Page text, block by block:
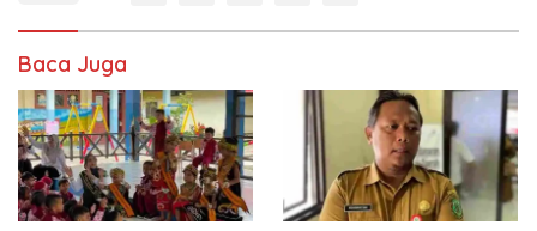
Baca Juga